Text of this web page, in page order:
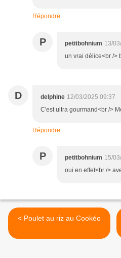
Répondre
P petitbohnium 13/
un vrai délice<br />
D delphine 12/03/2025 09:37
C'est ultra gourmand<br />
Répondre
P petitbohnium 15/
oui en effet<br />
< Poulet au riz au Cookéo